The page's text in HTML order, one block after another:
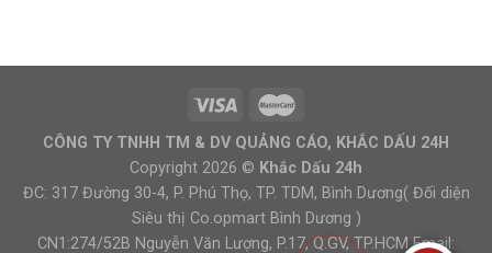
CÔNG TY TNHH TM & DV QUẢNG CÁO, KHẮC DẤU 24H
Copyright 2026 © Khắc Dấu 24h
ĐC: 317 Đường 30-4, P. Phú Thọ, TP. TDM, Bình Dương( Đối diện
Siêu thị Co.opmart Bình Dương )
CN1:274/52B Nguyễn Văn Lượng, P.17, Q.GV, TP.HCM Email: